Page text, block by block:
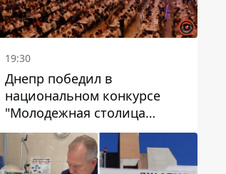
19:30
Днепр победил в
национальном конкурсе
"Молодежная столица
Украины – 2026"